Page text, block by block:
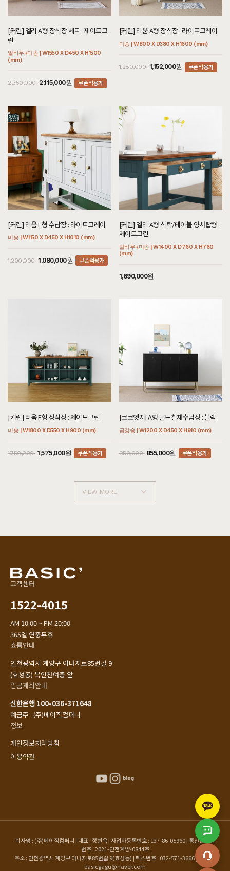
[커린] 엘리 A형 장식장 세트 : 제이드그
린
멀바우+미송 | W1550 X D450 X H1500
(mm)
2,350,000 2,115,000원 쿠폰적용가
[커린] 리움 A형 장식장 : 라이트그레이
미송 | W800 X D380 X H1600 (mm)
1,280,000 1,152,000원 쿠폰적용가
[커린] 리움 F형 수납장 : 라이트그레이
미송 | W1150 X D450 X H1010 (mm)
1,200,000 1,080,000원 쿠폰적용가
[커린] 엘리 A형 식탁/테이블 양서랍형 :
제이드그린
멀바우+미송 | W1400 X D760 X H760
(mm)
1,690,000원
[커린] 리움 F형 장식장 : 제이드그린
미송 | W1800 X D550 X H900 (mm)
1,750,000 1,575,000원 쿠폰적용가
[코코엣지] A형 골드철재수납장 : 블랙
금강송 | W1200 X D450 X H910 (mm)
950,000 855,000원 쿠폰적용가
VIEW MORE
고객센터
1522-4015
AM 10:00 ~ PM 20:00
365일 연중무휴
쇼룸안내
인천광역시 계양구 아나지로85번길 9
(효성동) 북인천여중 앞
입금계좌안내
신한은행 100-036-371648
예금주 : (주)베이직컴퍼니
정보
개인정보처리방침
이용약관
회사명 : (주)베이직컴퍼니 | 대표 : 정현옥 | 사업자등록번호 : 137-86-05960 | 통신판매업
번호 : 2021-인천계양-0844호
주소 : 인천광역시 계양구 아나지로85번길 9(효성동) | 팩스번호 : 032-571-3666 | 이메일 :
basicgagu@naver.com